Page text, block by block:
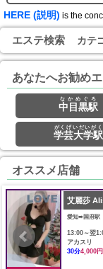
HERE (説明) is the
エステ検索 カテ
あなたへお勧め
中目黒駅
なかめぐろ
学芸大学駅
がくげいだいがく
オススメ店舗
艾麗莎
愛知➠国府駅
13:00～翌
アカスリ
30分4,000円